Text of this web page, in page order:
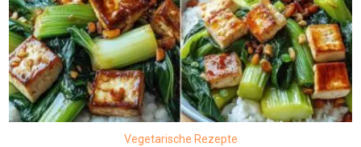
Vegetarische Rezepte